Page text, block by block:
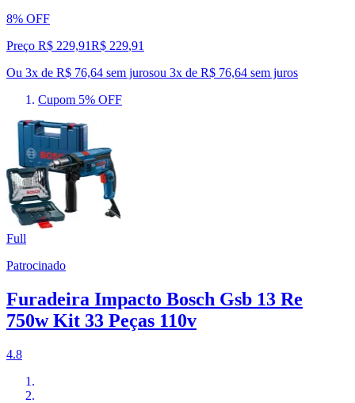
8% OFF
Preço R$ 229,91R$ 229,91
Ou 3x de R$ 76,64 sem jurosou 3x de R$ 76,64 sem juros
Cupom 5% OFF
Full
Patrocinado
Furadeira Impacto Bosch Gsb 13 Re
750w Kit 33 Peças 110v
4.8